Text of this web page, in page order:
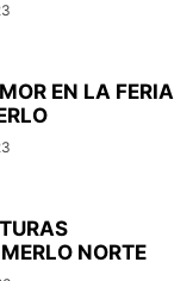
EN LA FERIA
NORTE